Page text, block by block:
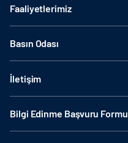
Faaliyetlerimiz
Basın Odası
İletişim
Bilgi Edinme Başvuru Formu